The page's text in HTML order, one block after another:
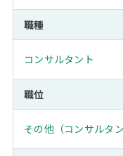
職種
コンサルタント
職位
その他（コンサルタ